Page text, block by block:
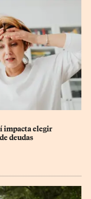
impacta elegir
deudas